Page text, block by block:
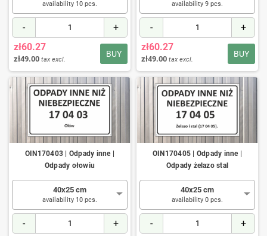
availability 10 pcs.
- +
BUY
zł60.27
zł49.00 tax excl.
availability 9 pcs.
- +
BUY
zł60.27
zł49.00 tax excl.
OIN170403 | Odpady inne |
Odpady ołowiu
40x25 cm
availability 10 pcs.
- +
OIN170405 | Odpady inne |
Odpady żelazo stal
40x25 cm
availability 0 pcs.
- +